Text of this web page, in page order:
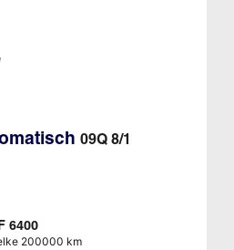
09Q 8/1
6400
200000 km